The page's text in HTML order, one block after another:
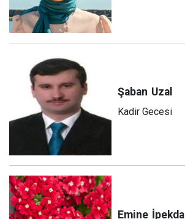
Şaban Uzal
Kadir Gecesi
Emine İpekdal